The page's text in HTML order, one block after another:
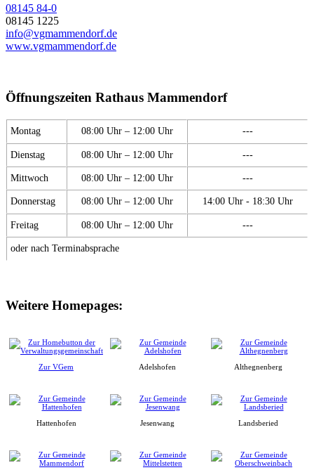
08145 84-0
08145 1225
info@vgmammendorf.de
www.vgmammendorf.de
Öffnungszeiten Rathaus Mammendorf
Montag 08:00 Uhr – 12:00 Uhr ---
Dienstag 08:00 Uhr – 12:00 Uhr ---
Mittwoch 08:00 Uhr – 12:00 Uhr ---
Donnerstag 08:00 Uhr – 12:00 Uhr 14:00 Uhr - 18:30 Uhr
Freitag 08:00 Uhr – 12:00 Uhr ---
oder nach Terminabsprache
Weitere Homepages:
Zur VGem Adelshofen Althegnenberg
Hattenhofen Jesenwang Landsberied